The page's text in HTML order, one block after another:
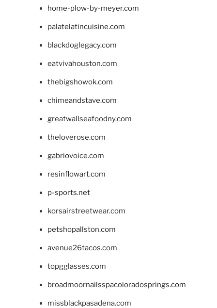
home-plow-by-meyer.com
palatelatincuisine.com
blackdoglegacy.com
eatvivahouston.com
thebigshowok.com
chimeandstave.com
greatwallseafoodny.com
theloverose.com
gabriovoice.com
resinflowart.com
p-sports.net
korsairstreetwear.com
petshopallston.com
avenue26tacos.com
topgglasses.com
broadmoornailsspacoloradosprings.com
missblackpasadena.com